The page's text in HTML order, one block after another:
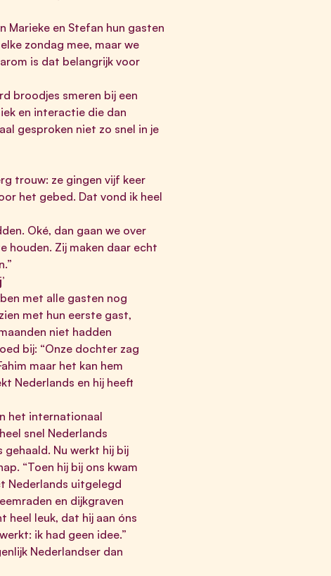
Marieke en Stefan hun gasten
zondag mee, maar we
is dat belangrijk voor
broodjes smeren bij een
en interactie die dan
gesproken niet zo snel in je
trouw: ze gingen vijf keer
het gebed. Dat vond ik heel
Oké, dan gaan we over
houden. Zij maken daar echt
met alle gasten nog
met hun eerste gast,
niet hadden
bij: “Onze dochter zag
maar het kan hem
Nederlands en hij heeft
het internationaal
snel Nederlands
gehaald. Nu werkt hij bij
“Toen hij bij ons kwam
Nederlands uitgelegd
en dijkgraven
heel leuk, dat hij aan óns
ik had geen idee.”
Nederlandser dan